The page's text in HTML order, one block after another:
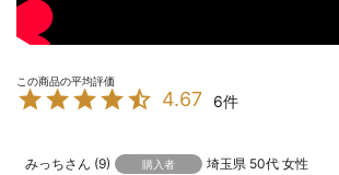
4.67 6
みっち 9 購入者 埼玉県 50代 女性